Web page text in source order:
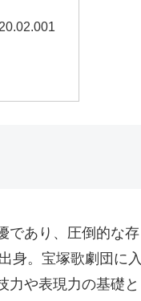
であり、圧倒的な存
身。宝塚歌劇団に入
力や表現力の基礎と